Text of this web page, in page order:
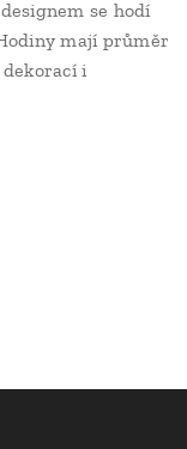
se hodí
mají průměr
dekorací i